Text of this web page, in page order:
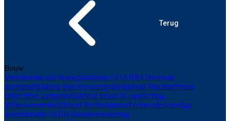
Terug
Bouw
Verzekering alle bouwplaatsrisico’s (ABR) Decenale
aansprakelijkheid Beroepsaansprakelijkheid Machinebreuk
Objectieve aansprakelijkheid brand & ontploffing
Milieuaansprakelijkheid Rechtsbijstand Asbestdeskundige
inventarisatie (ADI) Droneverzekering